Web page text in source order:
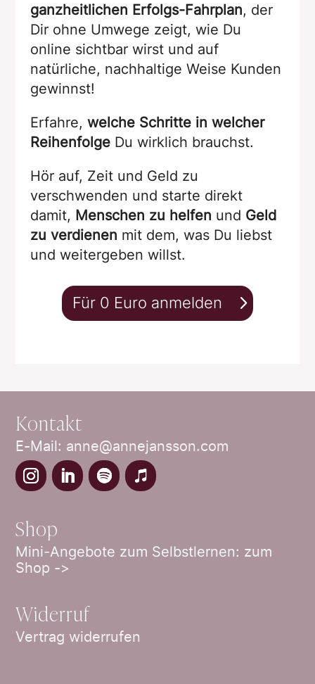
ganzheitlichen Erfolgs-Fahrplan, der
Dir ohne Umwege zeigt, wie Du
online sichtbar wirst und auf
natürliche, nachhaltige Weise Kunden
gewinnst!
Erfahre, welche Schritte in welcher
ReihenfolgeDu wirklich brauchst.
Hör auf, Zeit und Geld zu
verschwenden und starte direkt
damit, Menschen zu helfen und Geld
zu verdienen mit dem, was Du liebst
und weitergeben willst.
Für 0 Euro anmelden
Kontakt
E-Mail: anne@annejansson.com
Shop
Mini-Angebote zum Selbstlernen: zum
Shop ->
Widerruf
Vertrag widerrufen